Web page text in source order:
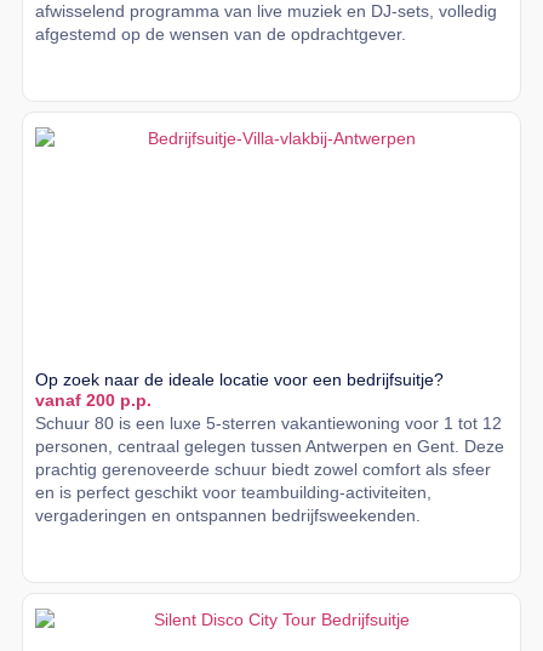
afwisselend programma van live muziek en DJ-sets, volledig
afgestemd op de wensen van de opdrachtgever.
Op zoek naar de ideale locatie voor een bedrijfsuitje?
vanaf 200 p.p.
Schuur 80 is een luxe 5-sterren vakantiewoning voor 1 tot 12
personen, centraal gelegen tussen Antwerpen en Gent. Deze
prachtig gerenoveerde schuur biedt zowel comfort als sfeer
en is perfect geschikt voor teambuilding-activiteiten,
vergaderingen en ontspannen bedrijfsweekenden.